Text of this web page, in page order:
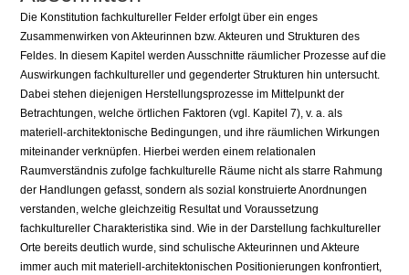
Die Konstitution fachkultureller Felder erfolgt über ein enges
Zusammenwirken von Akteurinnen bzw. Akteuren und Strukturen des
Feldes. In diesem Kapitel werden Ausschnitte räumlicher Prozesse auf die
Auswirkungen fachkultureller und gegenderter Strukturen hin untersucht.
Dabei stehen diejenigen Herstellungsprozesse im Mittelpunkt der
Betrachtungen, welche örtlichen Faktoren (vgl. Kapitel 7), v. a. als
materiell-architektonische Bedingungen, und ihre räumlichen Wirkungen
miteinander verknüpfen. Hierbei werden einem relationalen
Raumverständnis zufolge fachkulturelle Räume nicht als starre Rahmung
der Handlungen gefasst, sondern als sozial konstruierte Anordnungen
verstanden, welche gleichzeitig Resultat und Voraussetzung
fachkultureller Charakteristika sind. Wie in der Darstellung fachkultureller
Orte bereits deutlich wurde, sind schulische Akteurinnen und Akteure
immer auch mit materiell-architektonischen Positionierungen konfrontiert,